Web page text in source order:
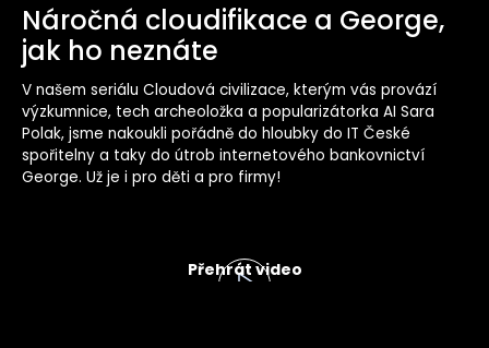
Náročná cloudifikace a George,
jak ho neznáte
V našem seriálu Cloudová civilizace, kterým vás provází
výzkumnice, tech archeoložka a popularizátorka AI Sara
Polak, jsme nakoukli pořádně do hloubky do IT České
spořitelny a taky do útrob internetového bankovnictví
George. Už je i pro děti a pro firmy!
Přehrát video